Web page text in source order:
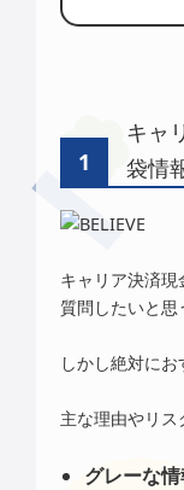
キャ
袋情
キャリア決済
質問したいと思
しかし絶対にお
主な理由やリス
グレーな